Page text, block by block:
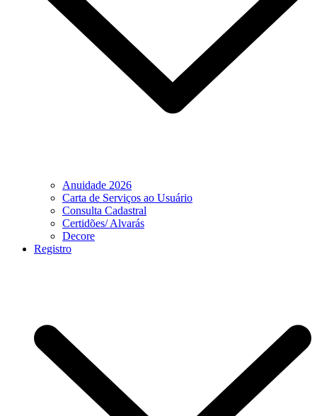
Anuidade 2026
Carta de Serviços ao Usuário
Consulta Cadastral
Certidões/ Alvarás
Decore
Registro